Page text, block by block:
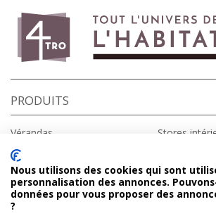
PRODUITS
Vérandas
Fenêtres
Portes d’entrée
Volets roulants
Volets battants
Stores
Portails
Domotique
Nous utilisons des cookies qui sont
personnalisation des annonces.
données pour vous proposer des
?